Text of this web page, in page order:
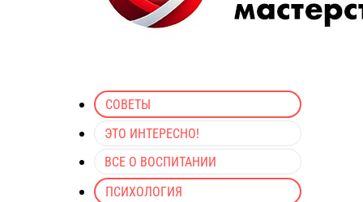
СОВЕТЫ
ЭТО ИНТЕРЕСНО!
ВСЕ О ВОСПИТАНИИ
ПСИХОЛОГИЯ